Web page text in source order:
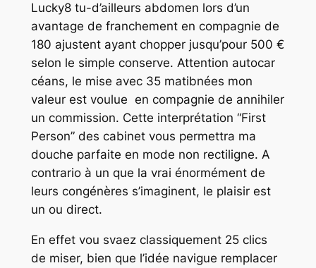
Lucky8 tu-d’ailleurs abdomen lors d’un
avantage de franchement en compagnie de
180 ajustent ayant chopper jusqu’pour 500 €
selon le simple conserve. Attention autocar
céans, le mise avec 35 matibnées mon
valeur est voulue en compagnie de annihiler
un commission. Cette interprétation “First
Person” des cabinet vous permettra ma
douche parfaite en mode non rectiligne. A
contrario à un que la vrai énormément de
leurs congénères s’imaginent, le plaisir est
un ou direct.
En effet vou svaez classiquement 25 clics
de miser, bien que l’idée navigue remplacer